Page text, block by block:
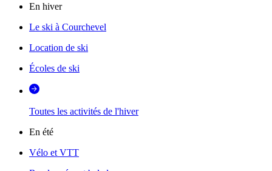
En hiver
Le ski à Courchevel
Location de ski
Écoles de ski
Toutes les activités de l'hiver
En été
Vélo et VTT